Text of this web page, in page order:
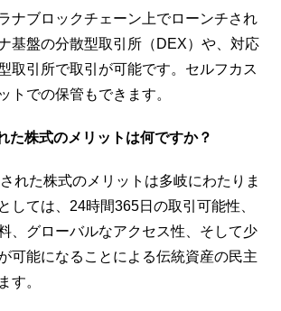
ナブロックチェーン上でローンチされ
基盤の分散型取引所（DEX）や、対応
取引所で取引が可能です。セルフカス
トでの保管もできます。
た株式のメリットは何ですか？
れた株式のメリットは多岐にわたりま
しては、24時間365日の取引可能性、
、グローバルなアクセス性、そして少
可能になることによる伝統資産の民主
す。